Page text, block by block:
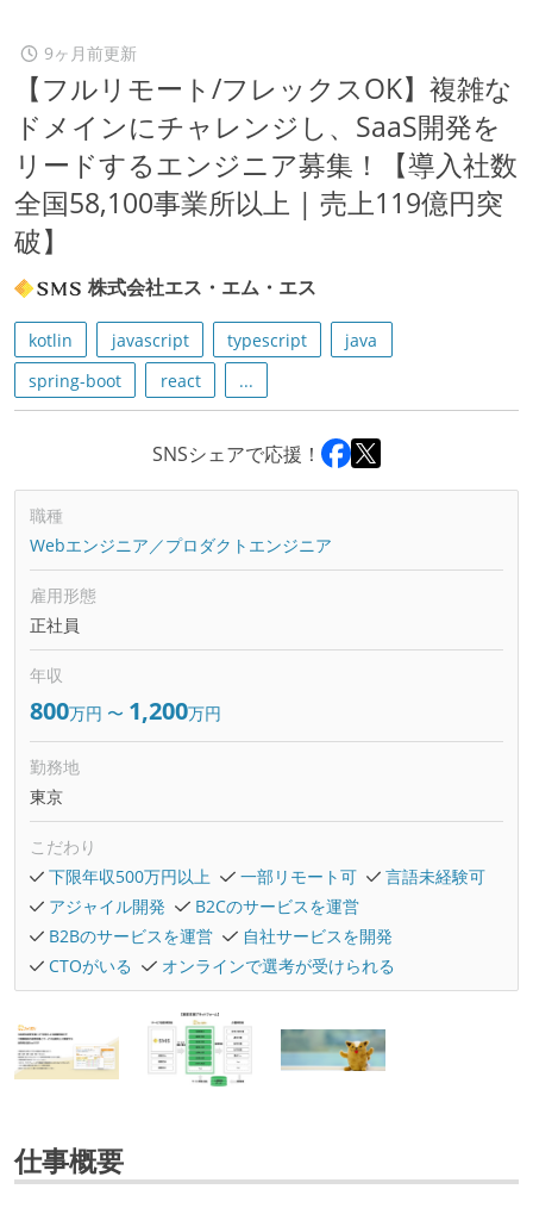
9ヶ月前更新
【フルリモート/フレックスOK】複雑な
ドメインにチャレンジし、SaaS開発を
リードするエンジニア募集！【導入社数
全国58,100事業所以上 | 売上119億円突
破】
株式会社エス・エム・エス
kotlin javascript typescript
java
spring-boot
react ...
SNSシェアで応援！
職種
Webエンジニア／プロダクトエンジニア
雇用形態
正社員
年収
800万円 〜 1,200万円
勤務地
東京
こだわり
下限年収500万円以上
一部リモート可
言語未経験可
アジャイル開発
B2Cのサービスを運営
B2Bのサービスを運営
自社サービスを開発
CTOがいる
オンラインで選考が受けられる
仕事概要